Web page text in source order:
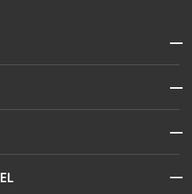
開閉
開閉
開閉
開閉